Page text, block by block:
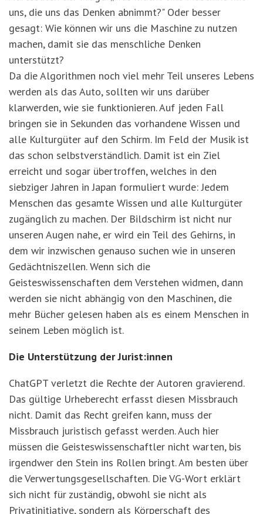
uns, die uns das Denken abnimmt?" Oder besser
gesagt: Wie können wir uns die Maschine zu nutzen
machen, damit sie das menschliche Denken
unterstützt?
Da die Algorithmen noch viel mehr Teil unseres Lebens
werden als das Auto, sollten wir uns darüber
klarwerden, wie sie funktionieren. Auf jeden Fall
bringen sie in Sekunden das vorhandene Wissen und
alle Kulturgüter auf den Schirm. Im Feld der Musik ist
das schon selbstverständlich. Damit ist ein Ziel
erreicht und sogar übertroffen, welches in den
siebziger Jahren in Japan formuliert wurde: Jedem
Menschen das gesamte Wissen und alle Kulturgüter
zugänglich zu machen. Der Bildschirm ist nicht nur
unseren Augen nahe, er wird ein Teil des Gehirns, in
dem wir inzwischen genauso suchen wie in unseren
Gedächtniszellen. Wenn sich die
Geisteswissenschaften dem Verstehen widmen, dann
werden sie nicht abhängig von den Maschinen, die
mehr Bücher gelesen haben als es einem Menschen in
seinem Leben möglich ist.
Die Unterstützung der Jurist:innen
ChatGPT verletzt die Rechte der Autoren gravierend.
Das gültige Urheberecht erfasst diesen Missbrauch
nicht. Damit das Recht greifen kann, muss der
Missbrauch juristisch gefasst werden. Auch hier
müssen die Geisteswissenschaftler nicht warten, bis
irgendwer den Stein ins Rollen bringt. Am besten über
die Verwertungsgesellschaften. Die VG-Wort erklärt
sich nicht für zuständig, obwohl sie nicht als
Privatinitiative, sondern als Körperschaft des